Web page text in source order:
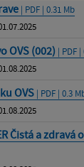
| PDF | 0.31 Mb
OVS (002) | PDF
OVS | PDF | 0.3
Čistá a zdravá